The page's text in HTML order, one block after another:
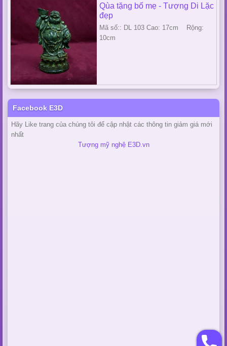
Qùa tặng bố mẹ - Tượng Di Lặc
đẹp
Mã số:: DL 103 Cao: 17cm Rộng:
10cm
Facebook E3D
Hãy Like trang của chúng tôi để cập nhật các thông tin giảm giá mới
nhất
Tượng mỹ nghệ E3D.vn